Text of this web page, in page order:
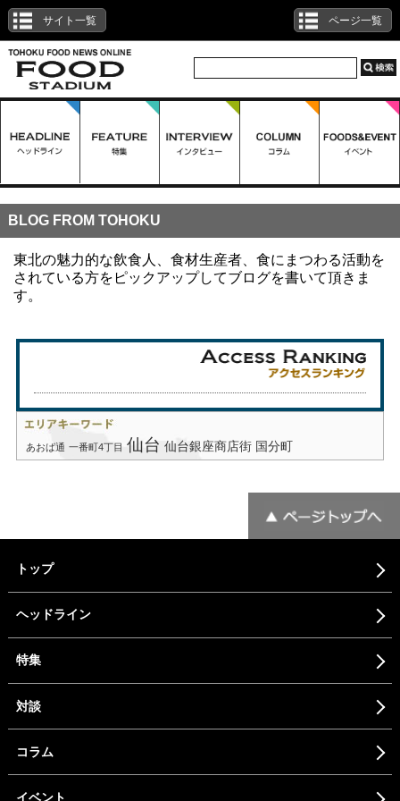
サイト一覧 ページ一覧
BLOG FROM TOHOKU
東北の魅力的な飲食人、食材生産者、食にまつわる活動を
されている方をピックアップしてブログを書いて頂きま
す。
あおば通 一番町4丁目 仙台 仙台銀座商店街 国分町
トップ
ヘッドライン
特集
対談
コラム
イベント